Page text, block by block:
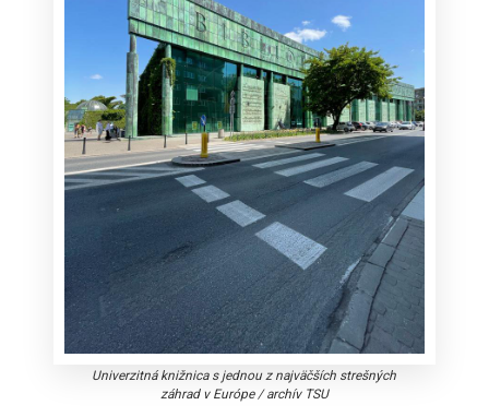
Univerzitná knižnica s jednou z najväčších strešných
záhrad v Európe/archív TSU